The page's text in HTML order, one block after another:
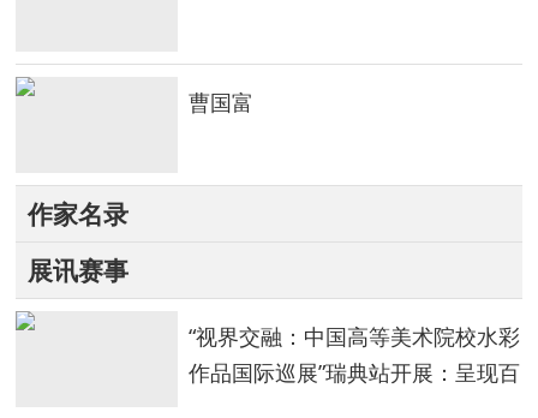
曹国富
作家名录
展讯赛事
“视界交融：中国高等美术院校水彩
作品国际巡展”瑞典站开展：呈现百